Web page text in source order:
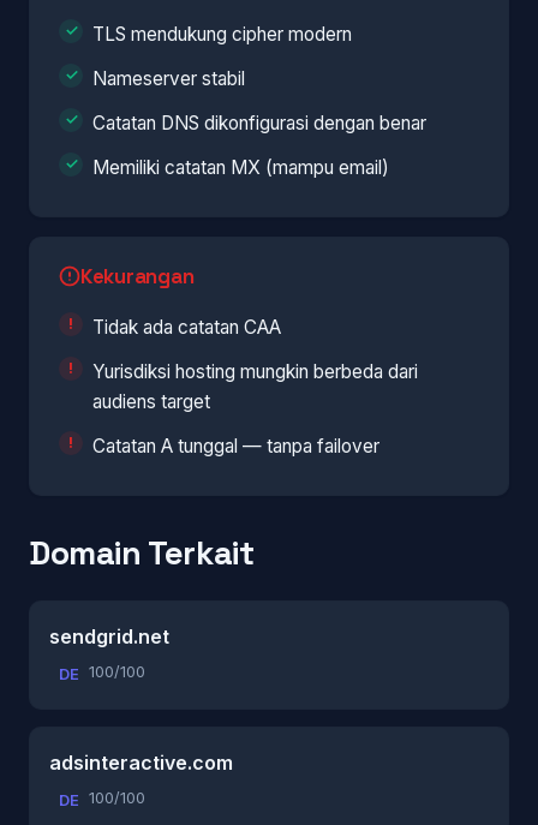
TLS mendukung cipher modern
Nameserver stabil
Catatan DNS dikonfigurasi dengan benar
Memiliki catatan MX (mampu email)
Kekurangan
Tidak ada catatan CAA
Yurisdiksi hosting mungkin berbeda dari
audiens target
Catatan A tunggal — tanpa failover
Domain Terkait
sendgrid.net
DE 100/100
adsinteractive.com
DE 100/100